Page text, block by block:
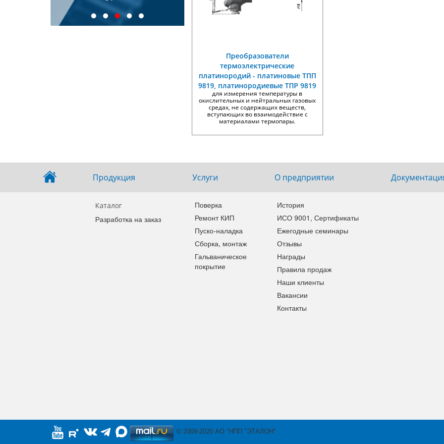
Преобразователи
термоэлектрические
платинородий - платиновые ТПП
9819, платинородиевые ТПР 9819
для измерения температуры в
окислительных и нейтральных газовых
средах, не содержащих веществ,
вступающих во взаимодействие с
материалами термопары.
Продукция
Каталог
Разработка на заказ
Услуги
Поверка
Ремонт КИП
Пуско-наладка
Сборка, монтаж
Гальваническое
покрытие
О предприятии
История
ИСО 9001, Сертификаты
Ежегодные семинары
Отзывы
Награды
Правила продаж
Наши клиенты
Вакансии
Контакты
© 2009-2020 АО "НПП "ЭТАЛОН"